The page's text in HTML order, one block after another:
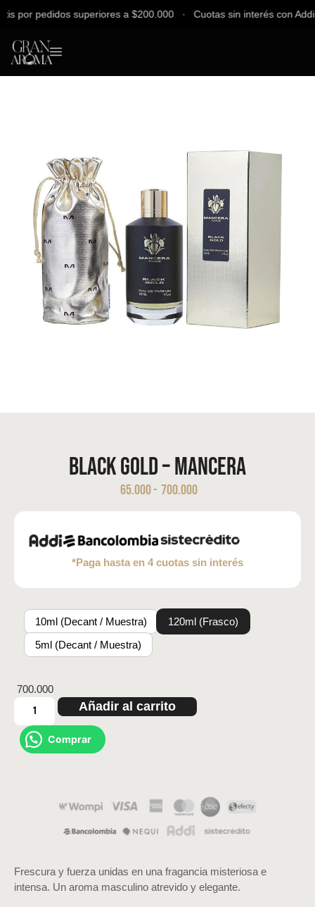
pedidos superiores a $200.000 ∙ Cuotas sin interés con Addi,
Black Gold – Mancera
65.000- 700.000
*Paga hasta en 4 cuotas sin interés
10ml (Decant / Muestra)
120ml (Frasco)
5ml (Decant / Muestra)
700.000
Añadir al carrito
Comprar
Frescura y fuerza unidas en una fragancia misteriosa e
intensa. Un aroma masculino atrevido y elegante.